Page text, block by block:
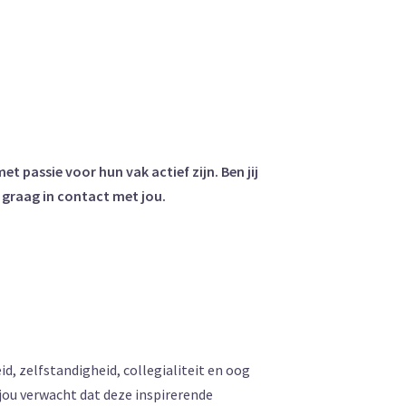
passie voor hun vak actief zijn. Ben jij
graag in contact met jou.
zelfstandigheid, collegialiteit en oog
verwacht dat deze inspirerende